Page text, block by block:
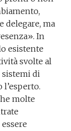
delegare, ma
In
esistente
svolte al
sistemi di
molte